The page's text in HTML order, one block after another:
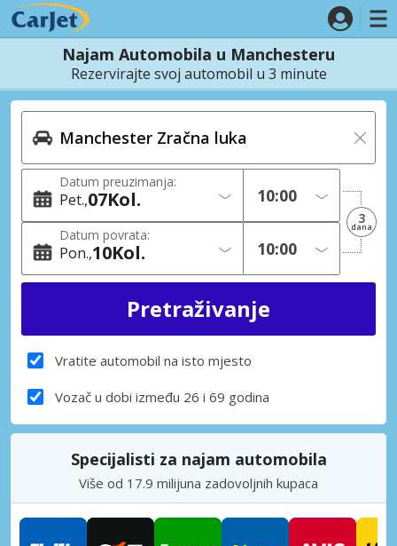
Najam Automobila u Manchesteru
Rezervirajte svoj automobil u 3 minute
Datum preuzimanja:
Pet. 07Kol.
Datum povrata:
Pon. 10Kol.
3
dana
Vratite automobil na isto mjesto
Vozač u dobi između 26 i 69 godina
Specijalisti za najam automobila
Više od 17.9 milijuna zadovoljnih kupaca